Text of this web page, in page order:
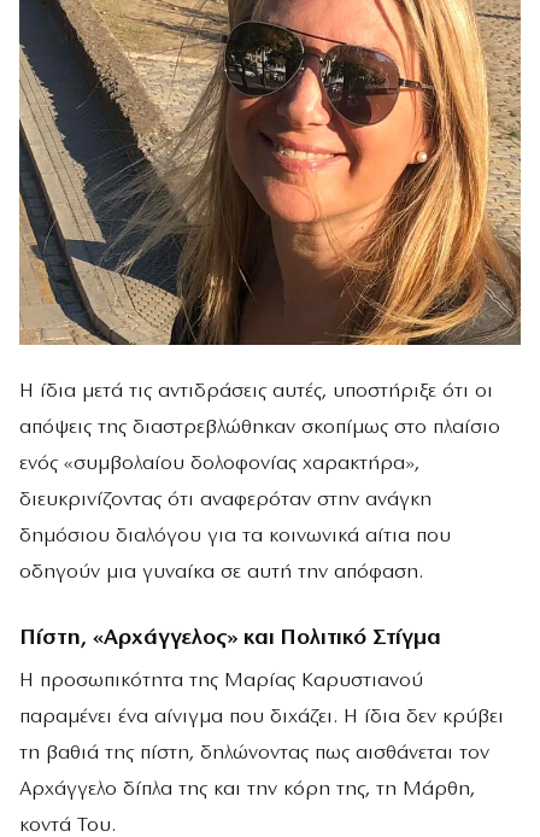
Η ίδια μετά τις αντιδράσεις αυτές, υποστήριξε ότι οι
απόψεις της διαστρεβλώθηκαν σκοπίμως στο πλαίσιο
ενός «συμβολαίου δολοφονίας χαρακτήρα»,
διευκρινίζοντας ότι αναφερόταν στην ανάγκη
δημόσιου διαλόγου για τα κοινωνικά αίτια που
οδηγούν μια γυναίκα σε αυτή την απόφαση.
Πίστη, «Αρχάγγελος» και Πολιτικό Στίγμα
Η προσωπικότητα της Μαρίας Καρυστιανού
παραμένει ένα αίνιγμα που διχάζει. Η ίδια δεν κρύβει
τη βαθιά της πίστη, δηλώνοντας πως αισθάνεται τον
Αρχάγγελο δίπλα της και την κόρη της, τη Μάρθη,
κοντά Του.